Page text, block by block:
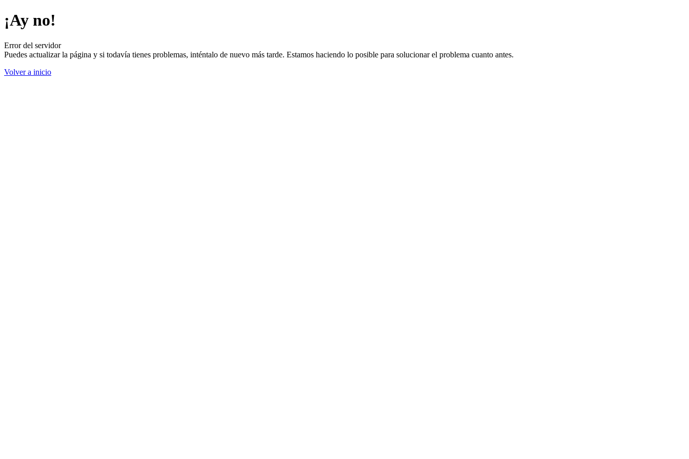
¡Ay no!
Error del servidor
Puedes actualizar la página y si todavía tienes problemas, inténtalo de nuevo más tarde. Estamos haciendo lo posible para solucionar el problema cuanto antes.
Volver a inicio